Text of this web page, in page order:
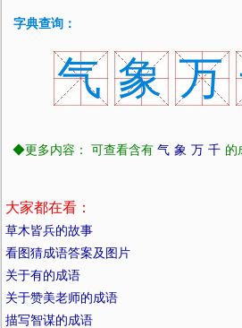
字典查询：
气 象 万
◆更多内容： 可查看含有 气 象 万 千 的
大家都在看：
草木皆兵的故事
看图猜成语答案及图片
关于有的成语
关于赞美老师的成语
描写智谋的成语